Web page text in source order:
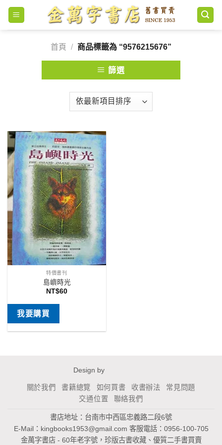
Skip
content
首頁
/ 商品標籤為 “9576215676”
篩選
特價書刊
島嶼時光
NT$60
我要購買
Design by
關於我們 書籍總覽 如何買書 收書辦法
常見問題
交通位置
聯絡我們
書店地址：台南市中西區忠義路二段6號
E-Mail： kingbooks1953@gmail.com 客服電話：0956-100-705
金萬字書店 - 60年老字號，珍版古書收藏、優質二手書買賣